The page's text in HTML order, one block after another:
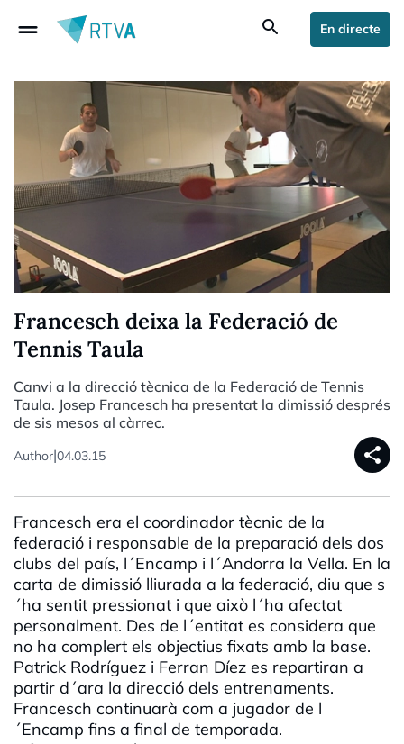
drag_handle search En directe
Francesch deixa la Federació de
Tennis Taula
Canvi a la direcció tècnica de la Federació de Tennis
Taula. Josep Francesch ha presentat la dimissió després
de sis mesos al càrrec.
Author|04.03.15 share
Francesch era el coordinador tècnic de la
federació i responsable de la preparació dels dos
clubs del país, l´Encamp i l´Andorra la Vella. En la
carta de dimissió lliurada a la federació, diu que s
´ha sentit pressionat i que això l´ha afectat
personalment. Des de l´entitat es considera que
no ha complert els objectius fixats amb la base.
Patrick Rodríguez i Ferran Díez es repartiran a
partir d´ara la direcció dels entrenaments.
Francesch continuarà com a jugador de l
´Encamp fins a final de temporada.